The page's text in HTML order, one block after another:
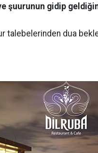
ve şuurunun gidip
talebelerinden dua